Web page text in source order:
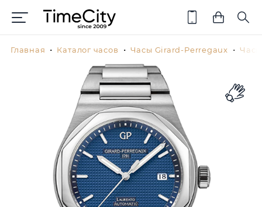
Главная Каталог часов Часы Girard-Perregaux Часы